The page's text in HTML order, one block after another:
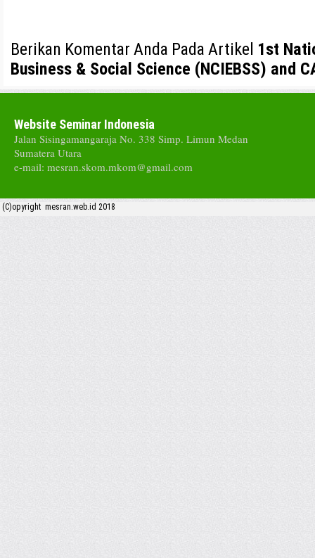
Berikan Komentar Anda Pada Artikel 1st
Business & Social Science (NCIEBSS) and
Website Seminar Indonesia
Jalan Sisingamangaraja No. 338 Simp. Limun Medan
Sumatera Utara
e-mail: mesran.skom.mkom@gmail.com
(C)opyright mesran.web.id 2018